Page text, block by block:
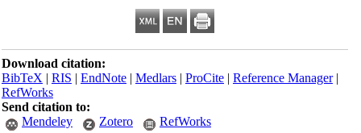
BibTeX|RIS| EndNote |Medlars|ProCite|
Mendeley
Zotero